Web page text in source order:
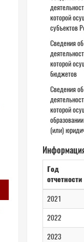
которой
субъектов
Сведения
которой
бюджетов
Сведения
которой
(или)
Год
отчетности
2021
2022
2023